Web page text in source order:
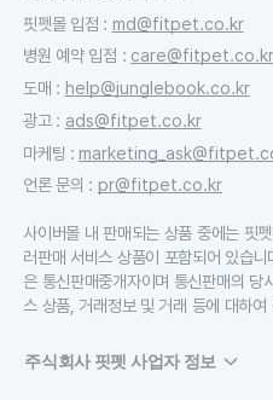
핏펫몰 입점 : md@fitpet.co.kr
병원 예약 입점 : care@fitpet.co.kr
도매 : help@junglebook.co.kr
광고: ads@fitpet.co.kr
마케팅 :
언론 문의 : pr@fitpet.co.kr
사이버몰 내 판매되는 상품 중에는 핏
러판매 서비스 상품이 포함되어 있습
은 통신판매중개자이며 통신판매의 당
스 상품, 거래정보 및 거래 등에 대하여
주식회사 핏펫 사업자 정보